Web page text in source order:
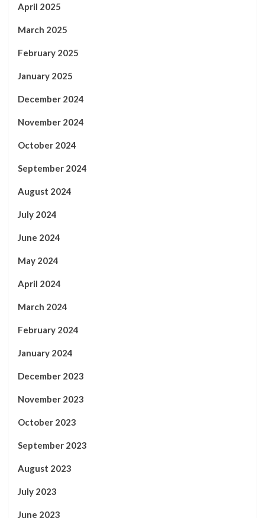
April 2025
March 2025
February 2025
January 2025
December 2024
November 2024
October 2024
September 2024
August 2024
July 2024
June 2024
May 2024
April 2024
March 2024
February 2024
January 2024
December 2023
November 2023
October 2023
September 2023
August 2023
July 2023
June 2023